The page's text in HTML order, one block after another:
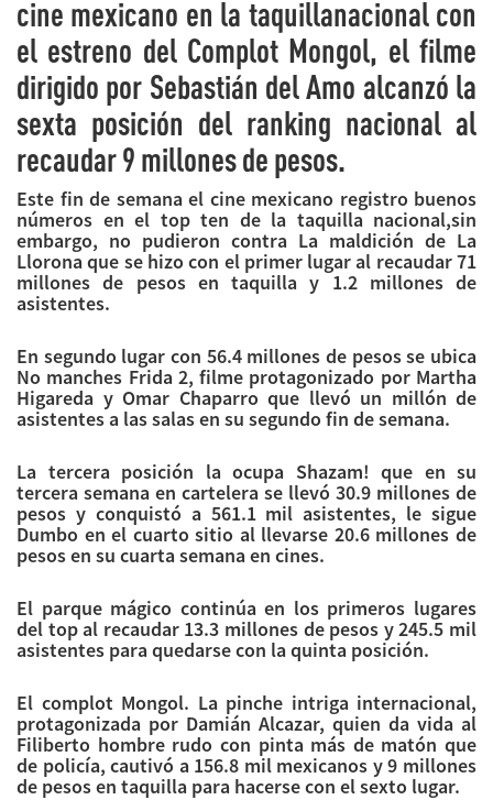
cine mexicano en la taquillanacional con
el estreno del Complot Mongol, el filme
dirigido por Sebastián del Amo alcanzó la
sexta posición del ranking nacional al
recaudar 9 millones de pesos.
Este fin de semana el cine mexicano registro buenos
números en el top ten de la taquilla nacional,sin
embargo, no pudieron contra La maldición de La
Llorona que se hizo con el primer lugar al recaudar 71
millones de pesos en taquilla y 1.2 millones de
asistentes.
En segundo lugar con 56.4 millones de pesos se ubica
No manches Frida 2, filme protagonizado por Martha
Higareda y Omar Chaparro que llevó un millón de
asistentes a las salas en su segundo fin de semana.
La tercera posición la ocupa Shazam! que en su
tercera semana en cartelera se llevó 30.9 millones de
pesos y conquistó a 561.1 mil asistentes, le sigue
Dumbo en el cuarto sitio al llevarse 20.6 millones de
pesos en su cuarta semana en cines.
El parque mágico continúa en los primeros lugares
del top al recaudar 13.3 millones de pesos y 245.5 mil
asistentes para quedarse con la quinta posición.
El complot Mongol. La pinche intriga internacional,
protagonizada por Damián Alcazar, quien da vida al
Filiberto hombre rudo con pinta más de matón que
de policía, cautivó a 156.8 mil mexicanos y 9 millones
de pesos en taquilla para hacerse con el sexto lugar.